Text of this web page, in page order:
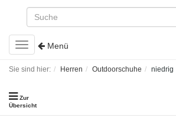
Toggle
navigation
Menü
Sie sind hier: Herren Outdoorschuhe niedrig
Zur
Übersicht